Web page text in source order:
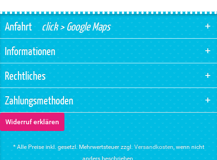
Anfahrtclick > Google Maps
Informationen
Rechtliches
Zahlungsmethoden
Widerruf erklären
* Alle Preise inkl. gesetzl. Mehrwertsteuer zzgl. Versandkosten, wenn nicht